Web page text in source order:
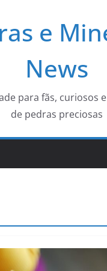
e
News
para fãs, curiosos
de pedras preciosas